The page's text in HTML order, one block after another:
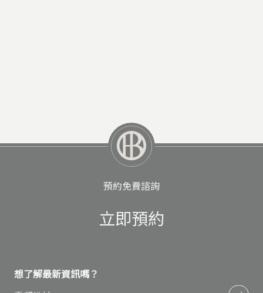
預約免費諮詢
立即預約
想了解最新資訊嗎？